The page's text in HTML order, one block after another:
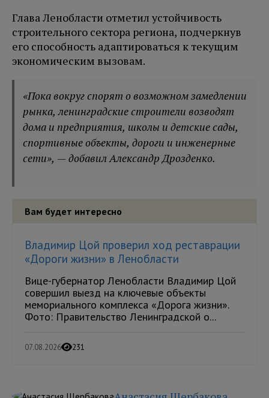
Глава Ленобласти отметил устойчивость
строительного сектора региона, подчеркнув
его способность адаптироваться к текущим
экономическим вызовам.
«Пока вокруг спорят о возможном замедлении
рынка, ленинградские строители возводят
дома и предприятия, школы и детские сады,
спортивные объекты, дороги и инженерные
сети», — добавил Александр Дрозденко.
Вам будет интересно
Владимир Цой проверил ход реставрации
«Дороги жизни» в Ленобласти
Вице-губернатор Ленобласти Владимир Цой
совершил выезд на ключевые объекты
мемориального комплекса «Дорога жизни».
Фото: Правительство Ленинградской о...
07.08.2026 231